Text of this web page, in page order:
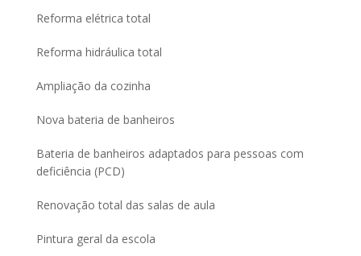
Reforma elétrica total
Reforma hidráulica total
Ampliação da cozinha
Nova bateria de banheiros
Bateria de banheiros adaptados para pessoas com
deficiência (PCD)
Renovação total das salas de aula
Pintura geral da escola